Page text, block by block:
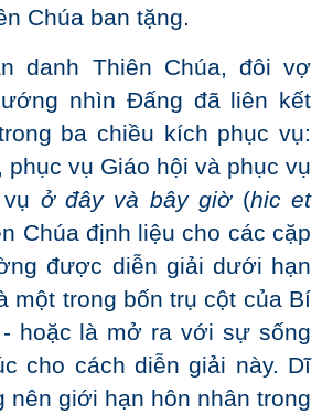
Chúa ban tặng.
danh Thiên Chúa, đôi vợ
nhìn Đấng đã liên kết
ba chiều kích phục vụ:
phục vụ Giáo hội và phục vụ
ở đây và bây giờ(hic et
Chúa định liệu cho các cặp
được diễn giải dưới hạn
một trong bốn trụ cột của Bí
hoặc là mở ra với sự sống
cho cách diễn giải này. Dĩ
nên giới hạn hôn nhân trong